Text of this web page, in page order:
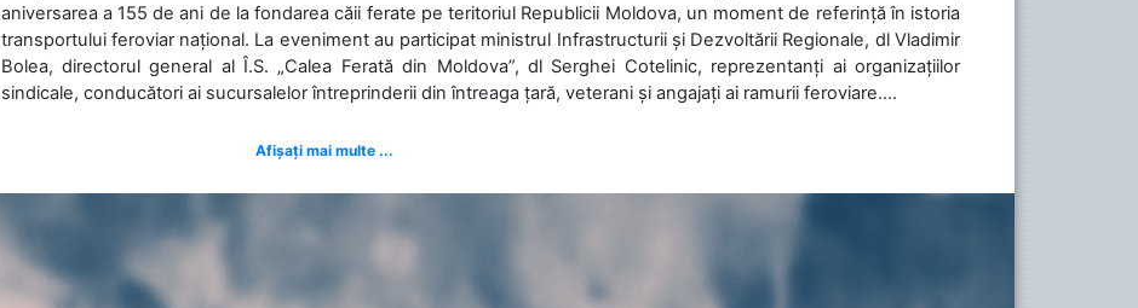
aniversarea a 155 de ani de la fondarea căii ferate pe teritoriul Republicii Moldova, un moment de referință în istoria
transportului feroviar național. La eveniment au participat ministrul Infrastructurii și Dezvoltării Regionale, dl Vladimir
Bolea, directorul general al Î.S. „Calea Ferată din Moldova”, dl Serghei Cotelinic, reprezentanți ai organizațiilor
sindicale, conducători ai sucursalelor întreprinderii din întreaga țară, veterani și angajați ai ramurii feroviare....
Afișați mai multe ...